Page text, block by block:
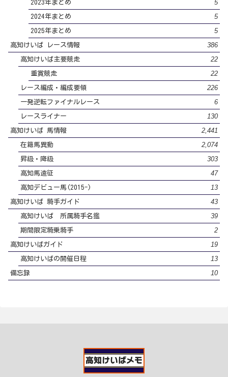
2023年まとめ 5
2024年まとめ 5
2025年まとめ 5
高知けいば レース情報 386
高知けいば主要競走 22
重賞競走 22
レース編成・編成要領 226
一発逆転ファイナルレース 6
レースライナー 130
高知けいば 馬情報 2,441
在籍馬異動 2,074
昇級・降級 303
高知馬遠征 47
高知デビュー馬(2015-) 13
高知けいば 騎手ガイド 43
高知けいば 所属騎手名鑑 39
期間限定騎乗騎手 2
高知けいばガイド 19
高知けいばの開催日程 13
備忘録 10